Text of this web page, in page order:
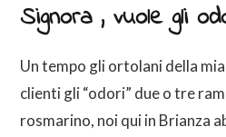
Signora , vuole gli
Un tempo gli ortolani della
clienti gli “odori” due o tre
rosmarino, noi qui in Brianza